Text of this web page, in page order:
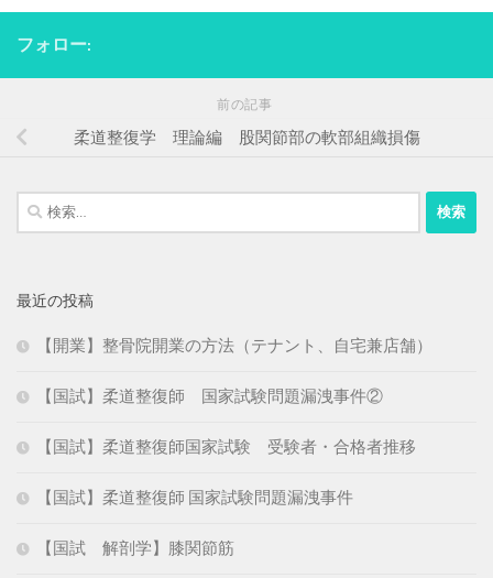
フォロー:
前の記事
柔道整復学 理論編 股関節部の軟部組織損傷
検
索:
最近の投稿
【開業】整骨院開業の方法（テナント、自宅兼店舗）
【国試】柔道整復師 国家試験問題漏洩事件②
【国試】柔道整復師国家試験 受験者・合格者推移
【国試】柔道整復師 国家試験問題漏洩事件
【国試 解剖学】膝関節筋